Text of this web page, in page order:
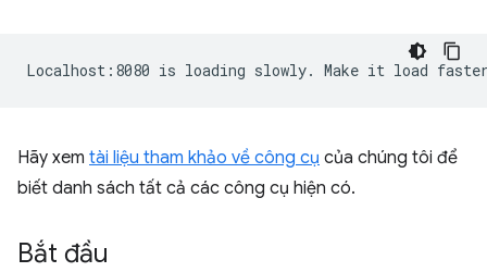
Hãy xem tài liệu tham khảo về công cụ của chúng tôi để
biết danh sách tất cả các công cụ hiện có.
Bắt đầu